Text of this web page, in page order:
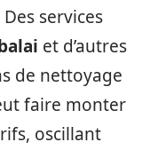
services
et d’autres
de nettoyage
faire monter
oscillant